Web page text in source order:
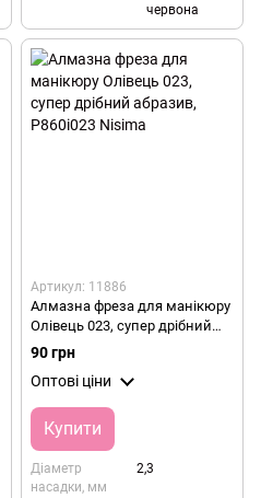
червона
Артикул: 11886
Алмазна фреза для манікюру
Олівець 023, супер дрібний
абразив, P860i023 Nisima
90 грн
Оптові ціни
Купити
Діаметр
насадки, мм
2,3